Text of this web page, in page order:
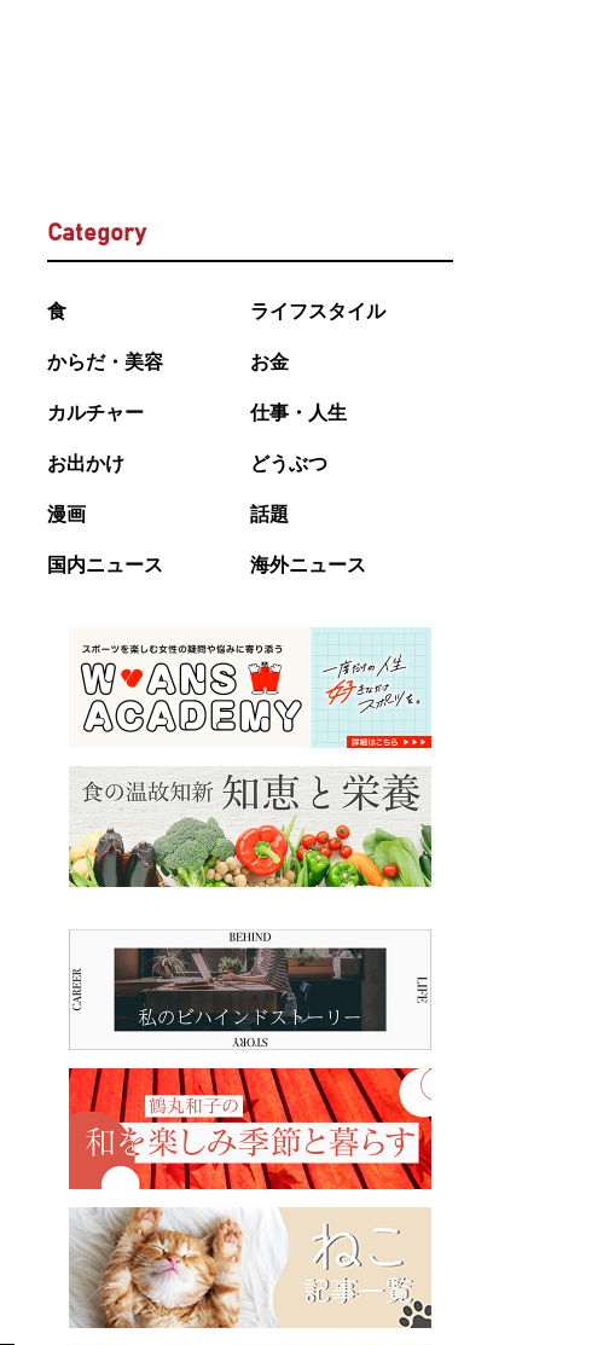
Category
食 ライフスタイル
からだ・美容 お金
カルチャー 仕事・人生
お出かけ どうぶつ
漫画 話題
国内ニュース 海外ニュース